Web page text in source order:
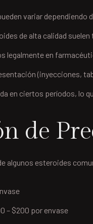
variar
de alta calidad
legalmente en
(inyecciones,
en ciertos períodos, lo
de
algunos esteroides
– $200 por envase